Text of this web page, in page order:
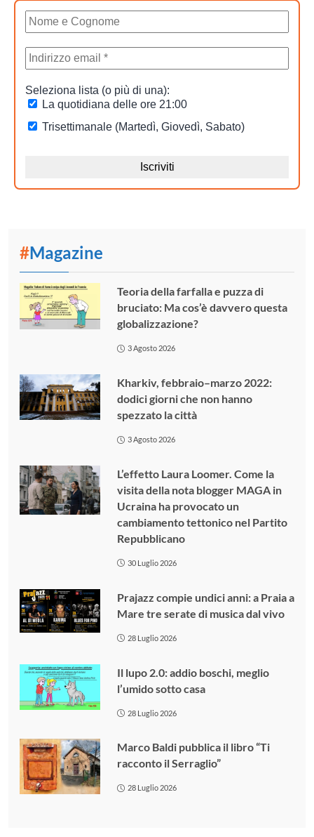
#Magazine
Teoria della farfalla e puzza di
bruciato: Ma cos’è davvero questa
globalizzazione?
3 Agosto 2026
Kharkiv, febbraio–marzo 2022:
dodici giorni che non hanno
spezzato la città
3 Agosto 2026
L’effetto Laura Loomer. Come la
visita della nota blogger MAGA in
Ucraina ha provocato un
cambiamento tettonico nel Partito
Repubblicano
30 Luglio 2026
Prajazz compie undici anni: a Praia a
Mare tre serate di musica dal vivo
28 Luglio 2026
Il lupo 2.0: addio boschi, meglio
l’umido sotto casa
28 Luglio 2026
Marco Baldi pubblica il libro “Ti
racconto il Serraglio”
28 Luglio 2026